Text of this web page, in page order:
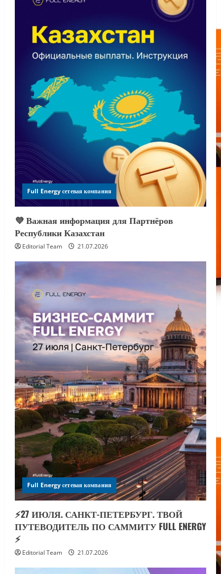
Full Energy сетевая компания
💜 Важная информация для Партнёров
Республики Казахстан
Editorial Team 21.07.2026
Full Energy сетевая компания
⚡️27 ИЮЛЯ. САНКТ-ПЕТЕРБУРГ. ТВОЙ
ПУТЕВОДИТЕЛЬ ПО САММИТУ FULL ENERGY
⚡️
Editorial Team 21.07.2026